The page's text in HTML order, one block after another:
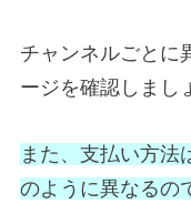
チャンネルごとに
ージを確認しまし
また、支払い方法
のように異なるの